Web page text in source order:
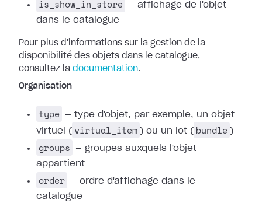
is_show_in_store
— affichage de l'objet
dans le catalogue
Pour plus d'informations sur la gestion de la
disponibilité des objets dans le catalogue,
consultez la documentation.
Organisation
type
— type d'objet, par exemple, un objet
virtuel ( virtual_item ) ou un lot ( bundle )
groups
— groupes auxquels l'objet
appartient
order
— ordre d'affichage dans le
catalogue